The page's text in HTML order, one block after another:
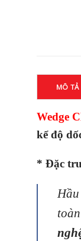
MÔ TẢ
Wedge
kể độ
* Đặc